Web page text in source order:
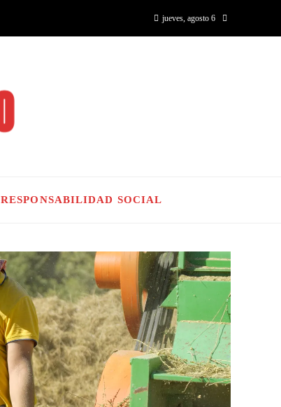
jueves, agosto 6
RESPONSABILIDAD SOCIAL